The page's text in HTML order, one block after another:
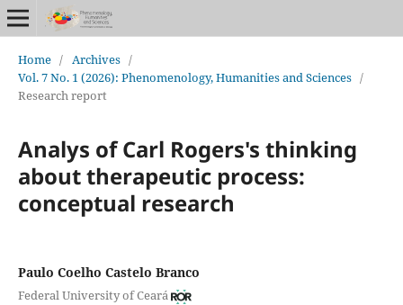
Home / Archives /
Vol. 7 No. 1 (2026): Phenomenology, Humanities and Sciences /
Research report
Analys of Carl Rogers's thinking
about therapeutic process:
conceptual research
Paulo Coelho Castelo Branco
Federal University of Ceará